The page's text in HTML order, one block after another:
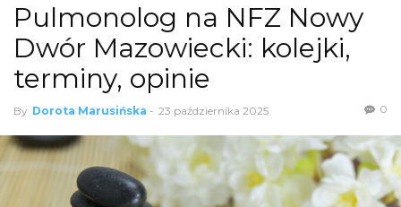
Pulmonolog na NFZ Nowy
Dwór Mazowiecki: kolejki,
terminy, opinie
By Dorota Marusińska - 23 października 2025 0